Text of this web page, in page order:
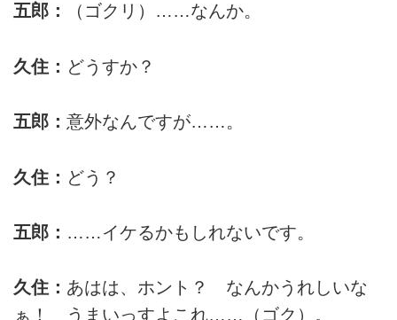
五郎： （ゴクリ）……なんか。
久住： どうすか？
五郎： 意外なんですが……。
久住： どう？
五郎： ……イケるかもしれないです。
久住： あはは、ホント？ なんかうれしいな
ぁ！ うまいっすよこれ……（ゴク）。